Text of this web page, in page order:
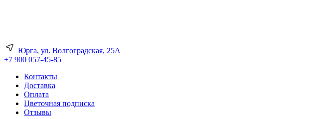
Юрга, ул. Волгоградская, 25А
+7 900 057-45-85
Контакты
Доставка
Оплата
Цветочная подписка
Отзывы